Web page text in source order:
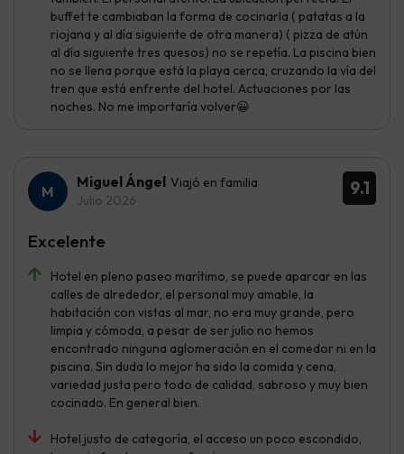
buffet te cambiaban la forma de cocinarla ( patatas a la
riojana y al día siguiente de otra manera) ( pizza de atún
al día siguiente tres quesos) no se repetía. La piscina bien
no se llena porque está la playa cerca, cruzando la vía del
tren que está enfrente del hotel. Actuaciones por las
noches. No me importaría volver😀
9.1
Miguel Ángel Viajó en familia
Julio 2026
Hotel en pleno paseo marítimo, se puede aparcar en las
calles de alrededor, el personal muy amable, la
habitación con vistas al mar, no era muy grande, pero
limpia y cómoda, a pesar de ser julio no hemos
encontrado ninguna aglomeración en el comedor ni en la
piscina. Sin duda lo mejor ha sido la comida y cena,
variedad justa pero todo de calidad, sabroso y muy bien
cocinado. En general bien.
Hotel justo de categoría, el acceso un poco escondido,
Excelente